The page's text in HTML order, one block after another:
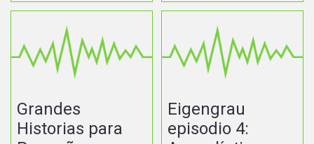
Grandes
Historias para
Eigengrau
episodio 4: